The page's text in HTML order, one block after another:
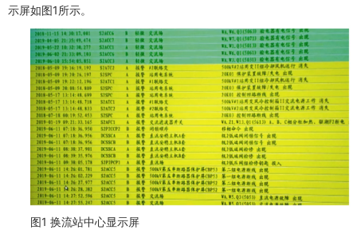
示屏如图1所示。
图1 换流站中心显示屏